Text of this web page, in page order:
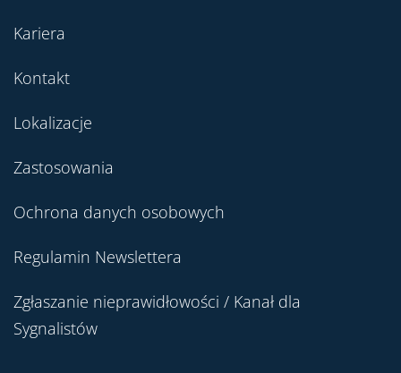
Kariera
Kontakt
Lokalizacje
Zastosowania
Ochrona danych osobowych
Regulamin Newslettera
Zgłaszanie nieprawidłowości / Kanał dla
Sygnalistów